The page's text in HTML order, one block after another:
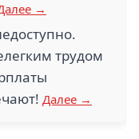
→
трудом
Далее →